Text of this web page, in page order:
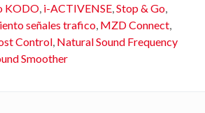
KODO i-ACTIVENSE Stop & Go
señales trafico MZD Connect
Control Natural Sound Frequency
Smoother